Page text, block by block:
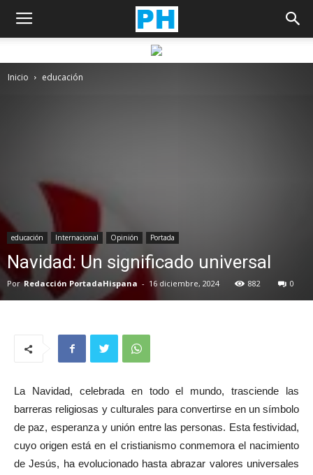
Inicio educación
educación Internacional Opinión Portada
Navidad: Un significado universal
Por Redacción PortadaHispana - 16 diciembre, 2024 882 0
La Navidad, celebrada en todo el mundo, trasciende las
barreras religiosas y culturales para convertirse en un símbolo
de paz, esperanza y unión entre las personas. Esta festividad,
cuyo origen está en el cristianismo conmemora el nacimiento
de Jesús, ha evolucionado hasta abrazar valores universales